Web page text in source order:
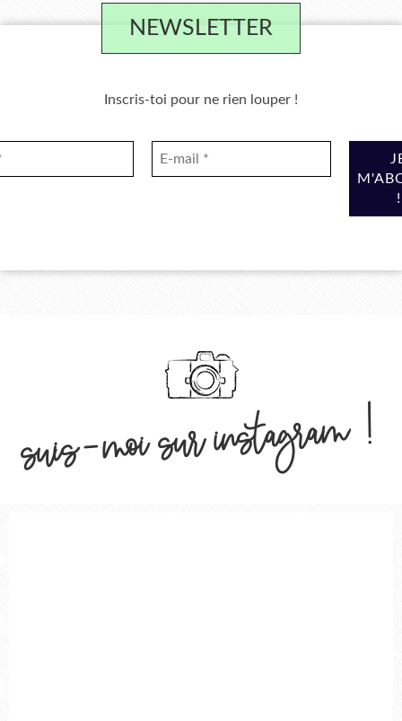
NEWSLETTER
Inscris-toi pour ne rien louper !
suis-moi sur instagram !